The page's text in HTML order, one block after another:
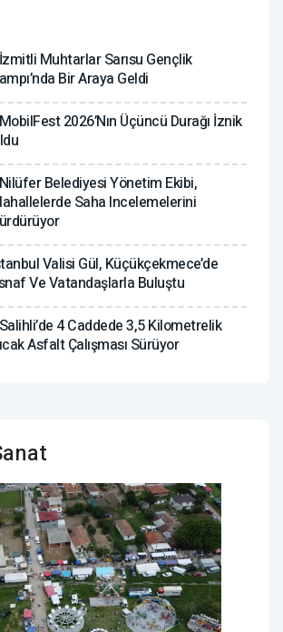
İzmitli Muhtarlar Sarısu Gençlik
Bir Araya Geldi
MobilFest 2026’nın Üçüncü Durağı İznik
Nilüfer Belediyesi Yönetim Ekibi,
Saha Incelemelerini
Valisi Gül, Küçükçekmece’de
Ve Vatandaşlarla Buluştu
Salihli’de 4 Caddede 3,5 Kilometrelik
Asfalt Çalışması Sürüyor